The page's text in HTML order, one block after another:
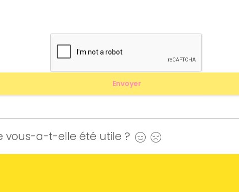
vous-a-t-elle été utile ? Oui